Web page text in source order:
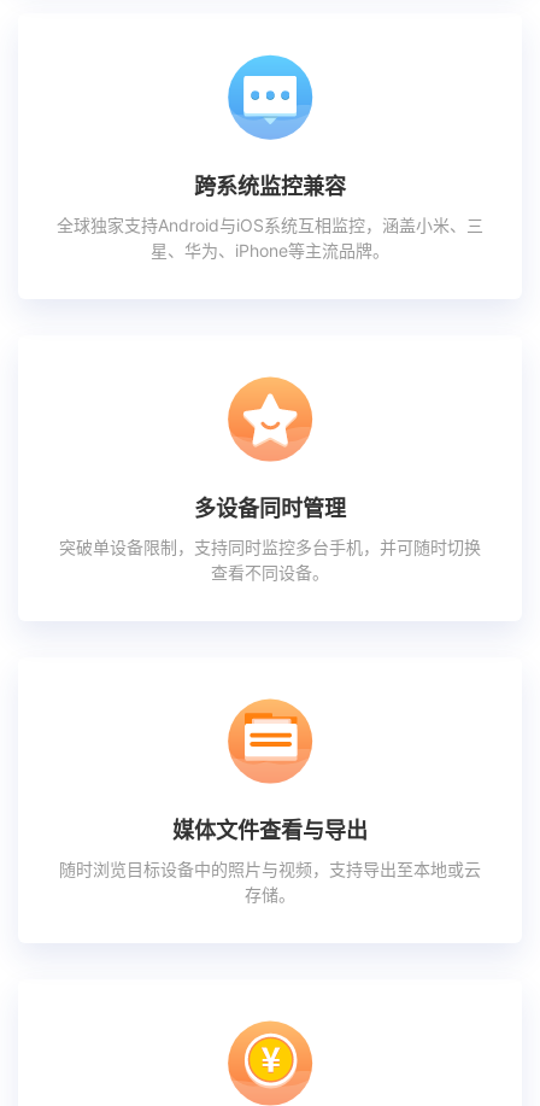
跨系统监控兼容
全球独家支持Android与iOS系统互相监控，涵盖小米、三
星、华为、iPhone等主流品牌。
多设备同时管理
突破单设备限制，支持同时监控多台手机，并可随时切换
查看不同设备。
媒体文件查看与导出
随时浏览目标设备中的照片与视频，支持导出至本地或云
存储。